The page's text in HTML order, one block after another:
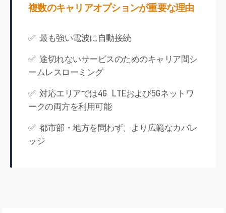
複数のキャリアオプションが重要な理由
✅ 最も強い電波に自動接続
✅ 途切れないサービスのためのキャリア間シ
ームレスローミング
✅ 対応エリアでは4G LTEおよび5Gネットワ
ークの両方を利用可能
✅ 都市部・地方を問わず、より広範なカバレ
ッジ